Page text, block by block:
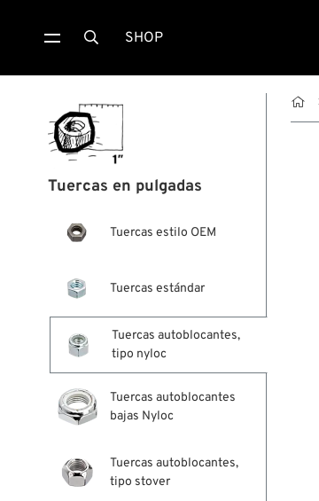
 SHOP
Tuercas en pulgadas
Tuercas estilo OEM
Tuercas estándar
Tuercas autoblocantes,
tipo nyloc
Tuercas autoblocantes
bajas Nyloc
Tuercas autoblocantes,
tipo stover
